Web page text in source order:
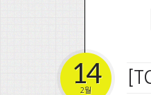
14
2월